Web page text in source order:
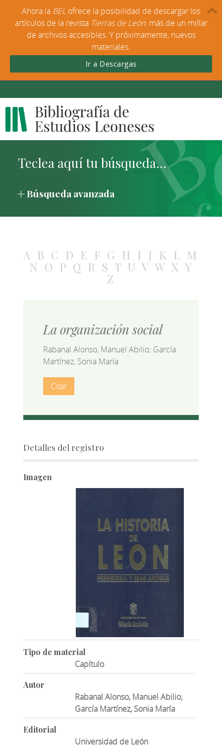
Búsqueda avanzada
A B C D E F G H I J K L M
N O P Q R S T U V W X Y
Z
La organización social
Rabanal Alonso, Manuel Abilio; García
Martínez, Sonia María
Citar
Detalles del registro
Imagen
Tipo de material
Capítulo
Autor
Rabanal Alonso, Manuel Abilio;
García Martínez, Sonia María
Editorial
Universidad de León
Ahora la BEL ofrece la posibilidad de descargar los
artículos de la revista Tierras de León: más de un millar
de archivos accesibles. Y próximamente, nuevos
materiales.
Ir a Descargas